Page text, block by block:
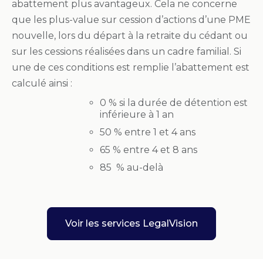
abattement plus avantageux. Cela ne concerne
que les plus-value sur cession d’actions d’une PME
nouvelle, lors du départ à la retraite du cédant ou
sur les cessions réalisées dans un cadre familial. Si
une de ces conditions est remplie l’abattement est
calculé ainsi :
0 % si la durée de détention est
inférieure à 1 an
50 % entre 1 et 4 ans
65 % entre 4 et 8 ans
85 % au-delà
Voir les services LegalVision